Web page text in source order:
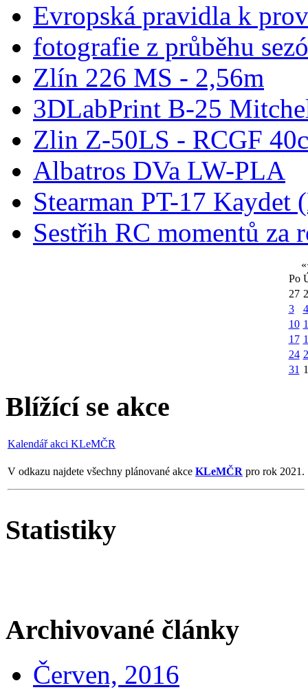
Evropská pravidla k
fotografie z průběhu
Zlín 226 MS - 2,56m
3DLabPrint B-25
Zlin Z-50LS - RCGF
Albatros DVa LW-PLA
Stearman PT-17 Kaydet
Sestřih RC momentů za
«
Po
27
3
4
10
17
24
31 1
Blížící se akce
Kalendář akci KLeMČR
V odkazu najdete všechny plánované akce KLeMČR pro rok 2021.
Statistiky
Archivované články
Červen, 2016